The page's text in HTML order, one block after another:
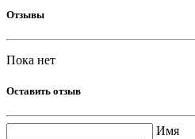
Отзывы
Пока нет
Оставить отзыв
Имя